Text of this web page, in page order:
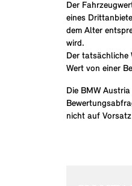
Der
eines
dem Alter
wird.
Der tatsächliche
Wert von einer
Die BMW
nicht auf